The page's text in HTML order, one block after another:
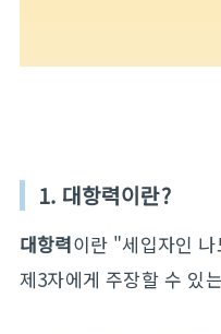
1. 대항력이란?
대항력이란 "세입자인
제3자에게 주장할 수 있